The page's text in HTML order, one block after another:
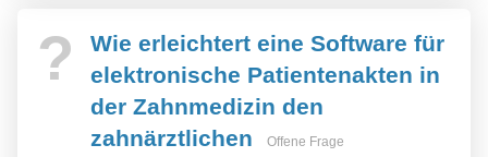
?
Wie erleichtert eine Software für
elektronische Patientenakten in
der Zahnmedizin den
zahnärztlichen
Offene Frage